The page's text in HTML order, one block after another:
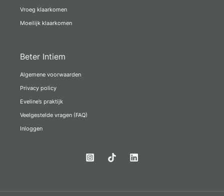
Vroeg klaarkomen
Moeilijk klaarkomen
Beter Intiem
Algemene voorwaarden
Privacy policy
Eveline’s praktijk
Veelgestelde vragen (FAQ)
Inloggen